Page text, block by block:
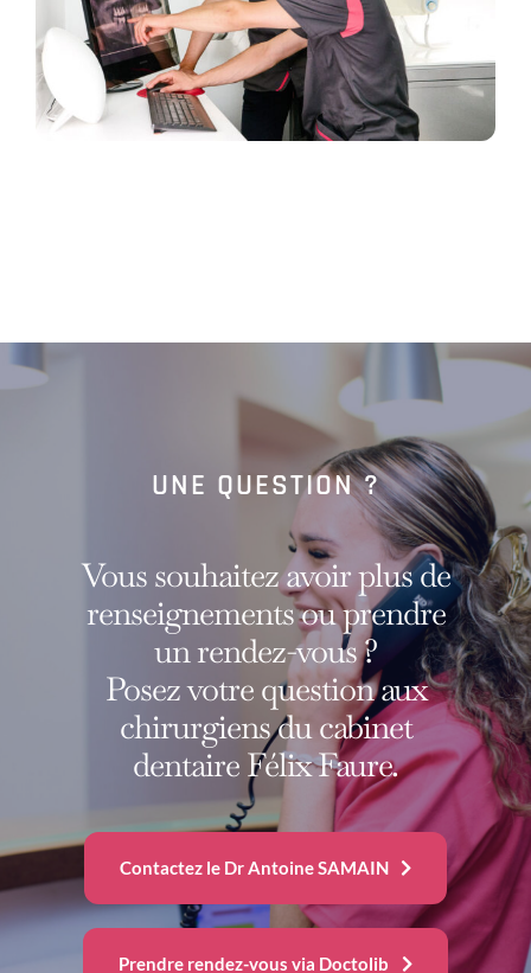
UNE QUESTION ?
Vous souhaitez avoir plus de
renseignements ou prendre
un rendez-vous ?
Posez votre question aux
chirurgiens du cabinet
dentaire Félix Faure.
Contactez le Dr Antoine SAMAIN
Prendre rendez-vous via Doctolib